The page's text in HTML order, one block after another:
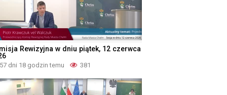
Rewizyjna w dniu piątek, 12 czerwca
57 dni 18 godzin temu 381